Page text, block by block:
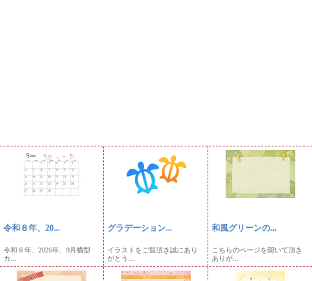
令和８年、20...
令和８年、2026年、9月横型
カ...
グラデーション...
イラストをご覧頂き誠にあり
がとう...
和風グリーンの...
こちらのページを開いて頂き
ありが...